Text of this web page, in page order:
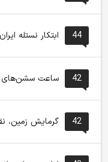
44 ابتکار نستله
42 ساعت سشن‌های
42 گرمایش زمین،